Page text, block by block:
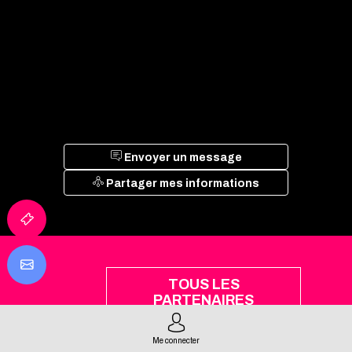
Envoyer un message
Partager mes informations
TOUS LES
PARTENAIRES
Me connecter